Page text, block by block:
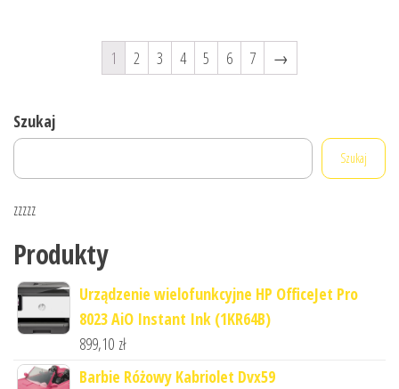
1 2 3 4 5 6 7 →
Szukaj
Szukaj
zzzzz
Produkty
Urządzenie wielofunkcyjne HP OfficeJet Pro
8023 AiO Instant Ink (1KR64B)
899,10 zł
Barbie Różowy Kabriolet Dvx59